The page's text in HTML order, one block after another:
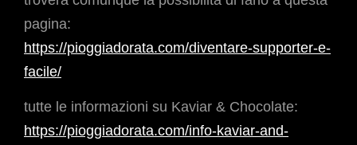
pagina:
https://pioggiadorata.com/diventare-supporter-e-
facile/
tutte le informazioni su Kaviar & Chocolate:
https://pioggiadorata.com/info-kaviar-and-